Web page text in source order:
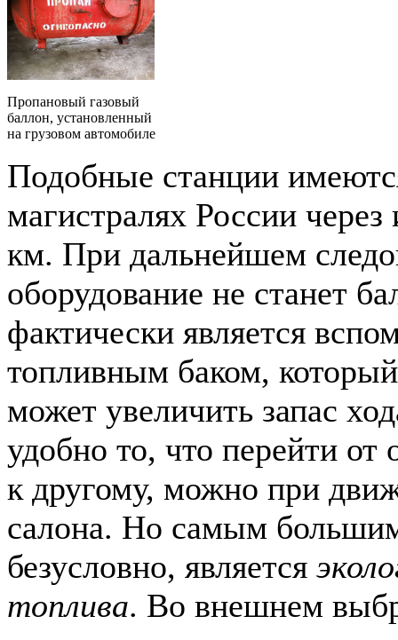
Пропановый газовый
баллон, установленный
на грузовом автомобиле
Подобные станции
магистралях России
км. При дальнейшем
оборудование не станет
фактически является
топливным баком,
может увеличить запас
удобно то, что перейти от
к другому, можно при
салона. Но самым
безусловно, является
топлива. Во внешнем